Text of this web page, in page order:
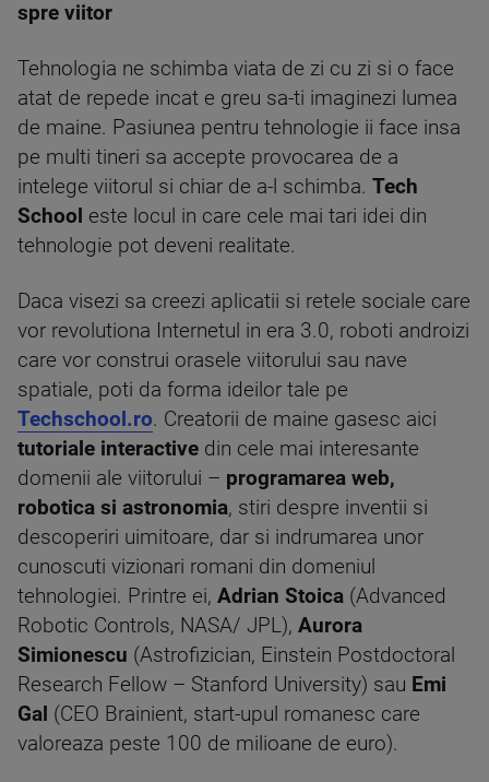
spre viitor
Tehnologia ne schimba viata de zi cu zi si o face
atat de repede incat e greu sa-ti imaginezi lumea
de maine. Pasiunea pentru tehnologie ii face insa
pe multi tineri sa accepte provocarea de a
intelege viitorul si chiar de a-l schimba. Tech
School este locul in care cele mai tari idei din
tehnologie pot deveni realitate.
Daca visezi sa creezi aplicatii si retele sociale care
vor revolutiona Internetul in era 3.0, roboti androizi
care vor construi orasele viitorului sau nave
spatiale, poti da forma ideilor tale pe
Techschool.ro. Creatorii de maine gasesc aici
tutoriale interactive din cele mai interesante
domenii ale viitorului – programarea web,
robotica si astronomia, stiri despre inventii si
descoperiri uimitoare, dar si indrumarea unor
cunoscuti vizionari romani din domeniul
tehnologiei. Printre ei, Adrian Stoica (Advanced
Robotic Controls, NASA/ JPL), Aurora
Simionescu (Astrofizician, Einstein Postdoctoral
Research Fellow – Stanford University) sau Emi
Gal (CEO Brainient, start-upul romanesc care
valoreaza peste 100 de milioane de euro).